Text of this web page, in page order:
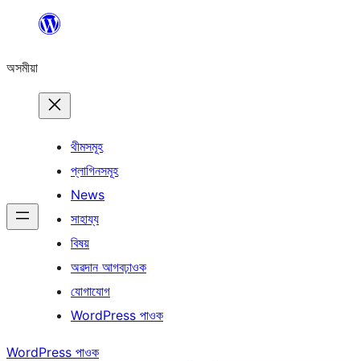
বিষয়বস্তুলৈ
অসমীয়া
থীমসমূহ
প্লাগিনসমূহ
News
সাহায্য
বিষয়
অৱদান আগবঢ়াওক
যোগাযোগ
WordPress পাওক
WordPress পাওক